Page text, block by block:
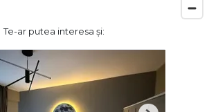
Te-ar putea interesa și: